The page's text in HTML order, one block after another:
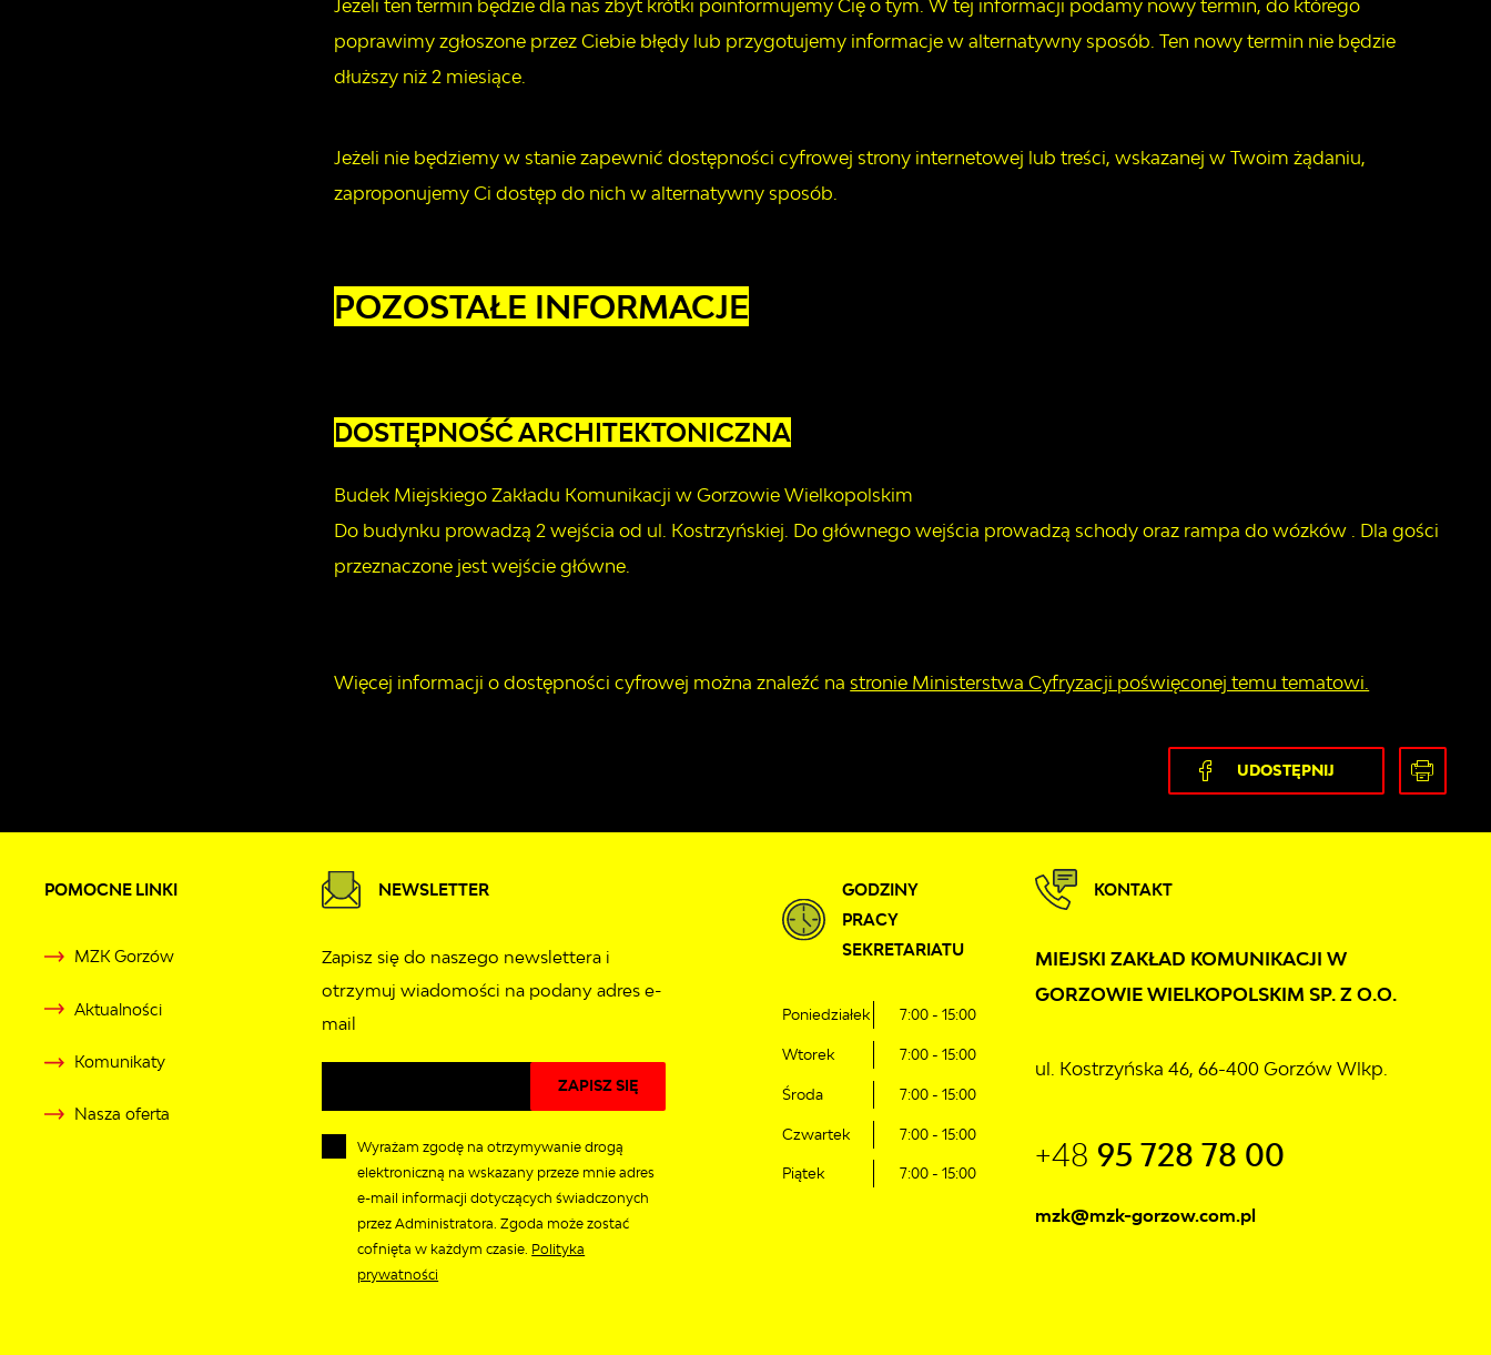
Jeżeli ten termin będzie dla nas zbyt krótki poinformujemy Cię o tym. W tej informacji podamy nowy termin, do którego
poprawimy zgłoszone przez Ciebie błędy lub przygotujemy informacje w alternatywny sposób. Ten nowy termin nie będzie
dłuższy niż 2 miesiące.
Jeżeli nie będziemy w stanie zapewnić dostępności cyfrowej strony internetowej lub treści, wskazanej w Twoim żądaniu,
zaproponujemy Ci dostęp do nich w alternatywny sposób.
POZOSTAŁE INFORMACJE
DOSTĘPNOŚĆ ARCHITEKTONICZNA
Budek Miejskiego Zakładu Komunikacji w Gorzowie Wielkopolskim
Do budynku prowadzą 2 wejścia od ul. Kostrzyńskiej. Do głównego wejścia prowadzą schody oraz rampa do wózków . Dla gości
przeznaczone jest wejście główne.
Więcej informacji o dostępności cyfrowej można znaleźć nastronie Ministerstwa Cyfryzacji poświęconej temu tematowi.
UDOSTĘPNIJ
POMOCNE LINKI
MZK Gorzów
Aktualności
Komunikaty
Nasza oferta
NEWSLETTER
Zapisz się do naszego newslettera i
otrzymuj wiadomości na podany adres e-
mail
Wyrażam zgodę na otrzymywanie drogą
elektroniczną na wskazany przeze mnie adres
e-mail informacji dotyczących świadczonych
przez Administratora. Zgoda może zostać
cofnięta w każdym czasie. Polityka
prywatności
GODZINY
PRACY
SEKRETARIATU
Poniedziałek 7:00 - 15:00
Wtorek 7:00 - 15:00
Środa 7:00 - 15:00
Czwartek 7:00 - 15:00
Piątek 7:00 - 15:00
KONTAKT
MIEJSKI ZAKŁAD KOMUNIKACJI W
GORZOWIE WIELKOPOLSKIM SP. Z O.O.
ul. Kostrzyńska 46, 66-400 Gorzów Wlkp.
+48 95 728 78 00
mzk@mzk-gorzow.com.pl